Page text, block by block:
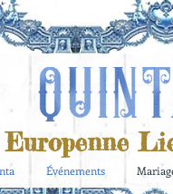
Europenne
Événements